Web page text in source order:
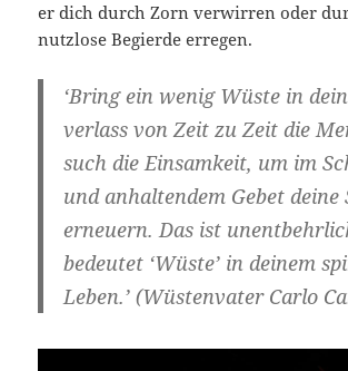
er dich durch Zorn verwirren oder
nutzlose Begierde erregen.
‘Bring ein wenig Wüste in
verlass von Zeit zu Zeit die
such die Einsamkeit, um im
und anhaltendem Gebet deine
erneuern. Das ist
bedeutet ‘Wüste’ in deinem
Leben.’ (Wüstenvater Carlo